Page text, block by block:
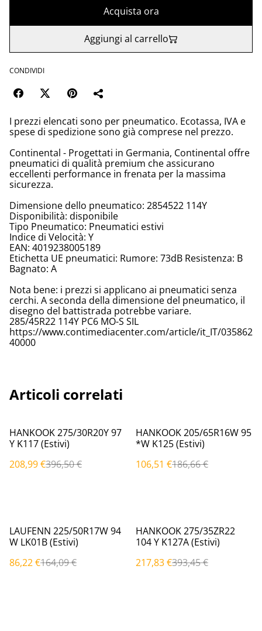
Acquista ora
Aggiungi al carrello
CONDIVIDI
I prezzi elencati sono per pneumatico. Ecotassa, IVA e
spese di spedizione sono già comprese nel prezzo.
Continental - Progettati in Germania, Continental offre
pneumatici di qualità premium che assicurano
eccellenti performance in frenata per la massima
sicurezza.
Dimensione dello pneumatico: 2854522 114Y
Disponibilità: disponibile
Tipo Pneumatico: Pneumatici estivi
Indice di Velocità: Y
EAN: 4019238005189
Etichetta UE pneumatici: Rumore: 73dB Resistenza: B
Bagnato: A
Nota bene: i prezzi si applicano ai pneumatici senza
cerchi. A seconda della dimensione del pneumatico, il
disegno del battistrada potrebbe variare.
285/45R22 114Y PC6 MO-S SIL
https://www.contimediacenter.com/article/it_IT/035862
40000
Articoli correlati
%
HANKOOK 275/30R20Y 97
Y K117 (Estivi)
208,99 €396,50 €
%
HANKOOK 205/65R16W 95
*W K125 (Estivi)
106,51 €186,66 €
%
LAUFENN 225/50R17W 94
W LK01B (Estivi)
86,22 €164,09 €
%
HANKOOK 275/35ZR22
104 Y K127A (Estivi)
217,83 €393,45 €